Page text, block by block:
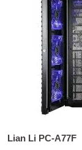
Lian Li PC-A77F